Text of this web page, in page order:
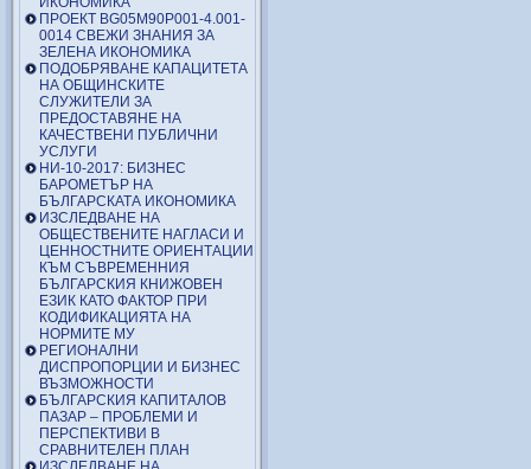
ПРОЕКТ BG05M90P001-4.001-
0014 СВЕЖИ ЗНАНИЯ ЗА
ЗЕЛЕНА ИКОНОМИКА
ПОДОБРЯВАНЕ КАПАЦИТЕТА
НА ОБЩИНСКИТЕ
СЛУЖИТЕЛИ ЗА
ПРЕДОСТАВЯНЕ НА
КАЧЕСТВЕНИ ПУБЛИЧНИ
УСЛУГИ
НИ-10-2017: БИЗНЕС
БАРОМЕТЪР НА
БЪЛГАРСКАТА ИКОНОМИКА
ИЗСЛЕДВАНЕ НА
ОБЩЕСТВЕНИТЕ НАГЛАСИ И
ЦЕННОСТНИТЕ ОРИЕНТАЦИИ
КЪМ СЪВРЕМЕННИЯ
БЪЛГАРСКИЯ КНИЖОВЕН
ЕЗИК КАТО ФАКТОР ПРИ
КОДИФИКАЦИЯТА НА
НОРМИТЕ МУ
РЕГИОНАЛНИ
ДИСПРОПОРЦИИ И БИЗНЕС
ВЪЗМОЖНОСТИ
БЪЛГАРСКИЯ КАПИТАЛОВ
ПАЗАР – ПРОБЛЕМИ И
ПЕРСПЕКТИВИ В
СРАВНИТЕЛЕН ПЛАН